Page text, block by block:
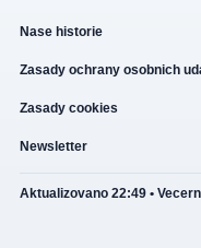
Nase historie
Zasady ochrany osobnich
Zasady cookies
Newsletter
Aktualizovano 22:49 •